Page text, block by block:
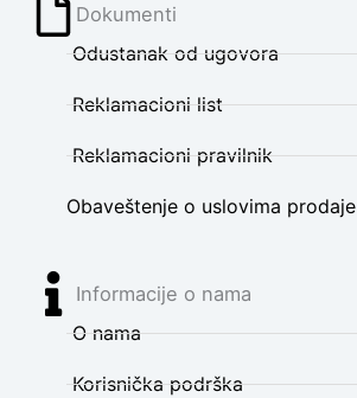
Dokumenti
Odustanak od ugovora
Reklamacioni list
Reklamacioni pravilnik
Obaveštenje o uslovima prodaje
Informacije o nama
O nama
Korisnička podrška